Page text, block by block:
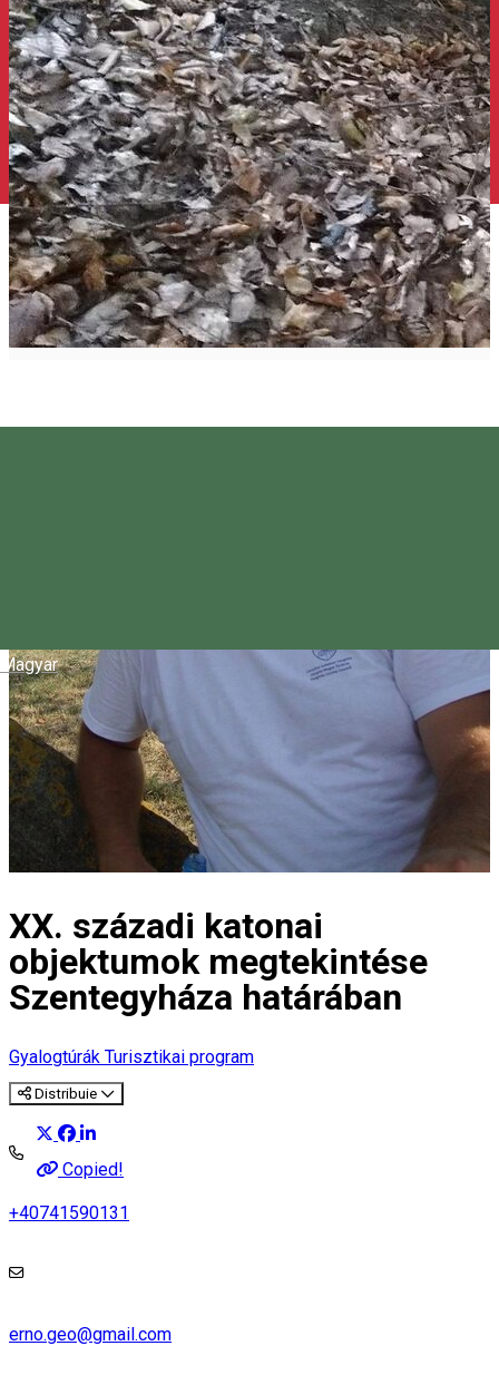
Magyar
XX. századi katonai
objektumok megtekintése
Szentegyháza határában
Gyalogtúrák Turisztikai program
Distribuie
Copied!
+40741590131
erno.geo@gmail.com